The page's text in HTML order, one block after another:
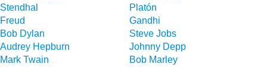
Stendhal
Platón
Freud
Gandhi
Bob Dylan
Steve Jobs
Audrey Hepburn
Johnny Depp
Mark Twain
Bob Marley